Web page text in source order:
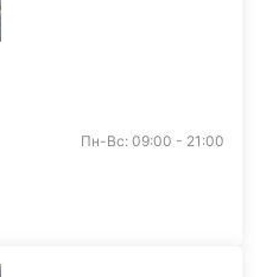
Пн-Вс: 09:00 - 21:00